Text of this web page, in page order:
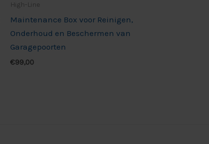
High-Line
Maintenance Box voor Reinigen,
Onderhoud en Beschermen van
Garagepoorten
€99,00